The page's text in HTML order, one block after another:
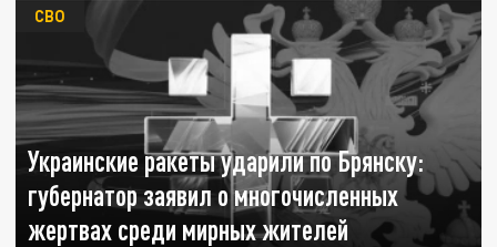
Украинские ракеты ударили по Брянску:
губернатор заявил о многочисленных
жертвах среди мирных жителей
СВО